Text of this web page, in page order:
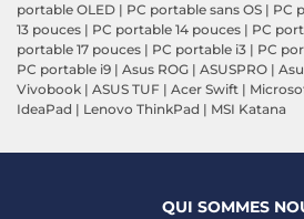
portable OLED | PC portable sans OS | PC
13 pouces | PC portable 14 pouces | PC
portable 17 pouces | PC portable i3 | PC
PC portable i9 | Asus ROG | ASUSPRO |
Vivobook | ASUS TUF | Acer Swift |
IdeaPad | Lenovo ThinkPad | MSI Katana
QUI SOMMES